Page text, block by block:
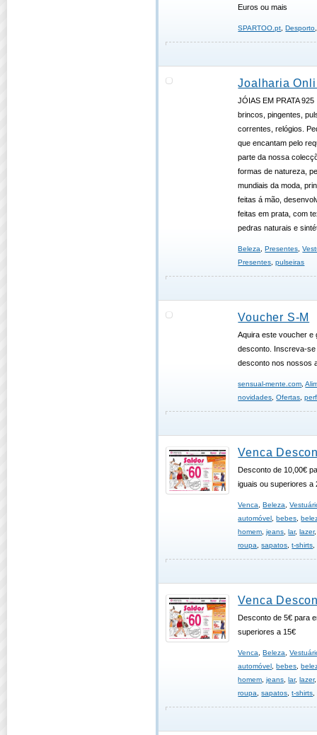
Euros ou mais
SPARTOO.pt ,Desporto
Joalharia
JÓIAS EM PRATA
brincos, pingentes,
correntes, relógios.
que encantam pelo
parte da nossa
formas de natureza,
mundiais da moda,
feitas á mão,
feitas em prata, com
pedras naturais e
Beleza ,Presentes ,
Presentes ,pulseiras
Voucher S-M
Aquira este voucher e
desconto. Inscreva-se
desconto nos nossos
sensual-mente.com ,
novidades ,Ofertas ,
Venca
Desconto de 10,00€
iguais ou superiores a
Venca ,Beleza ,
automóvel ,bebes ,
homem ,jeans ,lar,lazer
roupa
,sapatos ,t-shirts
Venca
Desconto de 5€ para
superiores a 15€
Venca ,Beleza ,
automóvel ,bebes ,
homem ,jeans ,lar,lazer
roupa
,sapatos ,t-shirts